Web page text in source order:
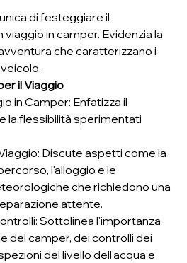
di festeggiare il
in camper. Evidenzia la
che caratterizzano i
il Viaggio
in Camper: Enfatizza il
la flessibilità sperimentati
Discute aspetti come la
l'alloggio e le
che richiedono una
attente.
Sottolinea l'importanza
del camper, dei controlli dei
del livello dell'acqua e